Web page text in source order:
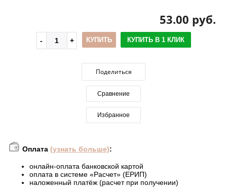
53.00 руб.
КУПИТЬ КУПИТЬ В 1 КЛИК
Поделиться
Сравнение
Избранное
Оплата (узнать больше):
онлайн-оплата банковской картой
оплата в системе «Расчет» (ЕРИП)
наложенный платёж (расчет при получении)